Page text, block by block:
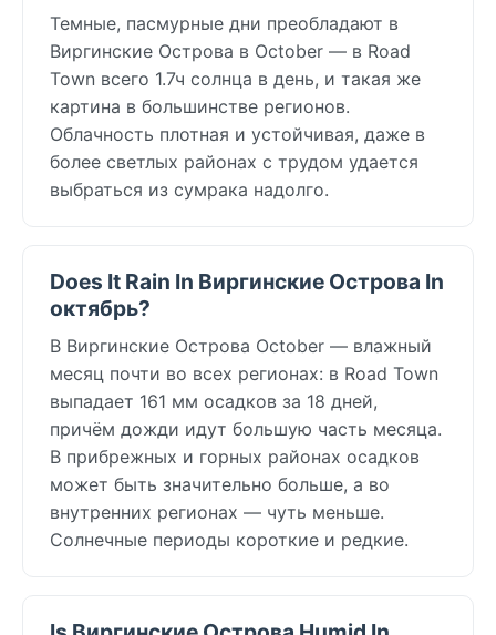
Темные, пасмурные дни преобладают в
Виргинские Острова в October — в Road
Town всего 1.7ч солнца в день, и такая же
картина в большинстве регионов.
Облачность плотная и устойчивая, даже в
более светлых районах с трудом удается
выбраться из сумрака надолго.
Does It Rain In Виргинские Острова In
октябрь?
В Виргинские Острова October — влажный
месяц почти во всех регионах: в Road Town
выпадает 161 мм осадков за 18 дней,
причём дожди идут большую часть месяца.
В прибрежных и горных районах осадков
может быть значительно больше, а во
внутренних регионах — чуть меньше.
Солнечные периоды короткие и редкие.